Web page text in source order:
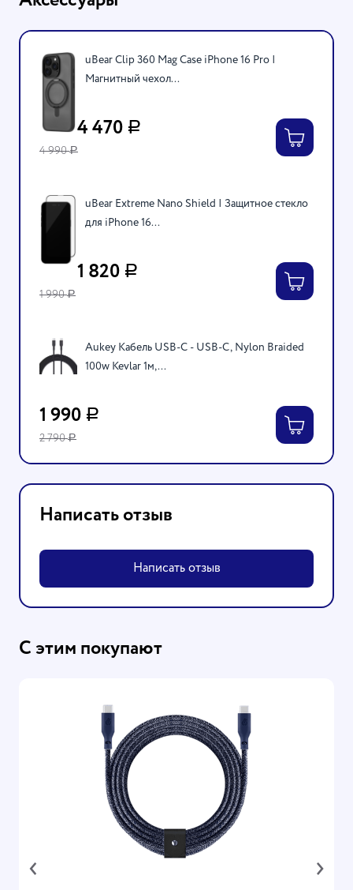
uBear Clip 360 Mag Case iPhone 16 Pro |
Магнитный чехол...
4 470 Р
4 990Р
uBear Extreme Nano Shield | Защитное стекло
для iPhone 16...
1 820 Р
1 990Р
Aukey Кабель USB-C - USB-C, Nylon Braided
100w Kevlar 1м,...
1 990 Р
2 790Р
Написать отзыв
Написать отзыв
С этим покупают
‹ ›